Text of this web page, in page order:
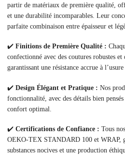
partir de matériaux de première qualité,
et une durabilité incomparables. Leur
parfaite combinaison entre épaisseur et
✔️ Finitions de Première Qualité :
confectionné avec des coutures robustes
garantissant une résistance accrue à
✔️ Design Élégant et Pratique : Nos
fonctionnalité, avec des détails bien
confort optimal.
✔️ Certifications de Confiance : Tous
OEKO-TEX STANDARD 100 et WRAP,
substances nocives et une production